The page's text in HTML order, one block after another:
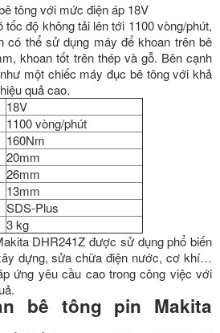
tông với mức điện áp 18V
độ không tải lên tới 1100 vòng/phút,
có thể sử dụng máy để khoan trên bê
khoan tốt trên thép và gỗ. Bên cạnh
một chiếc máy đục bê tông với khả
quả cao.
18V
1100 vòng/phút
160Nm
20mm
26mm
13mm
SDS-Plus
3 kg
DHR241Z được sử dụng phổ biến
dựng, sửa chữa điện nước, cơ khí…
ứng yêu cầu cao trong công việc với
bê tông pin Makita